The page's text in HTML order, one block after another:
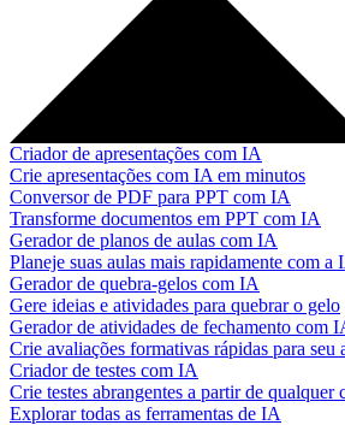
Criador de apresentações com IA
Crie apresentações com IA em minutos
Conversor de PDF para PPT com IA
Transforme documentos em PPT com IA
Gerador de planos de aulas com IA
Planeje suas aulas mais rapidamente com a
Gerador de quebra-gelos com IA
Gere ideias e atividades para quebrar o gelo
Gerador de atividades de fechamento com
Crie avaliações formativas rápidas para seu
Criador de testes com IA
Crie testes abrangentes a partir de qualquer
Explorar todas as ferramentas de IA